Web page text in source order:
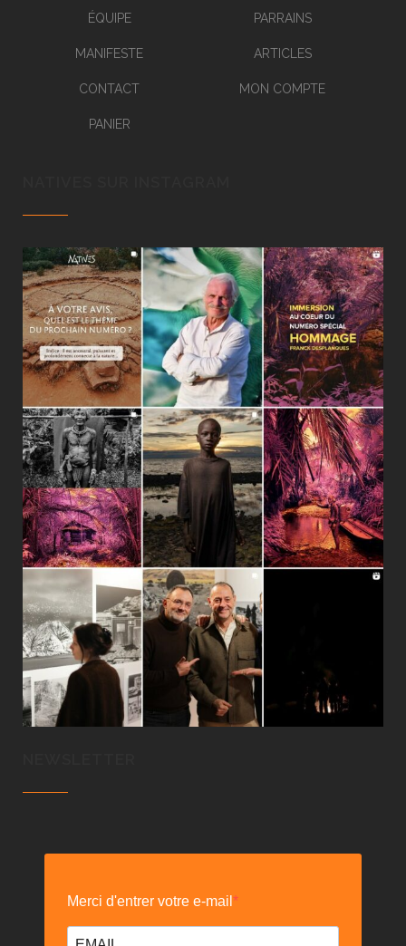
ÉQUIPE PARRAINS
MANIFESTE ARTICLES
CONTACT MON COMPTE
PANIER
Merci d'entrer votre e-mail